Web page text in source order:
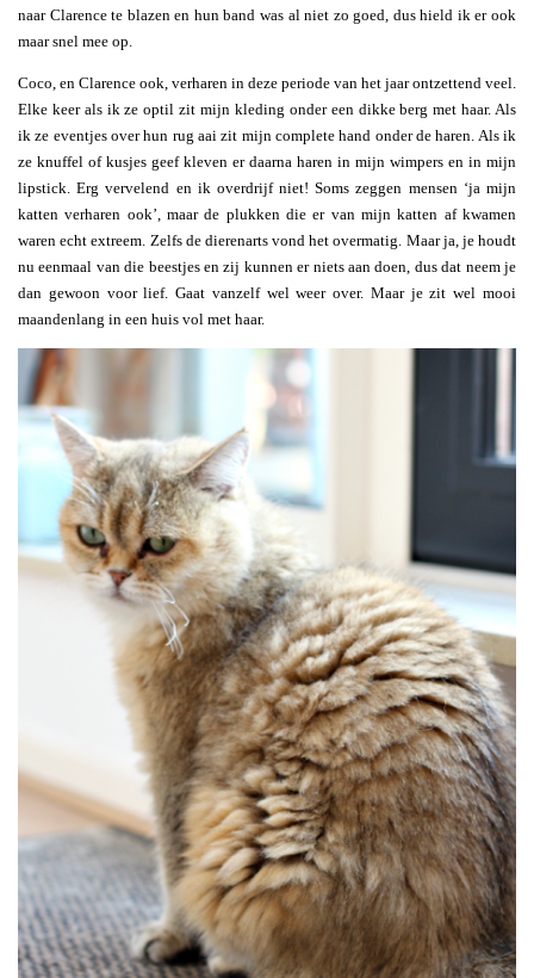
naar Clarence te blazen en hun band was al niet zo goed, dus hield ik er ook
maar snel mee op.
Coco, en Clarence ook, verharen in deze periode van het jaar ontzettend veel.
Elke keer als ik ze optil zit mijn kleding onder een dikke berg met haar. Als
ik ze eventjes over hun rug aai zit mijn complete hand onder de haren. Als ik
ze knuffel of kusjes geef kleven er daarna haren in mijn wimpers en in mijn
lipstick. Erg vervelend en ik overdrijf niet! Soms zeggen mensen ‘ja mijn
katten verharen ook’, maar de plukken die er van mijn katten af kwamen
waren echt extreem. Zelfs de dierenarts vond het overmatig. Maar ja, je houdt
nu eenmaal van die beestjes en zij kunnen er niets aan doen, dus dat neem je
dan gewoon voor lief. Gaat vanzelf wel weer over. Maar je zit wel mooi
maandenlang in een huis vol met haar.